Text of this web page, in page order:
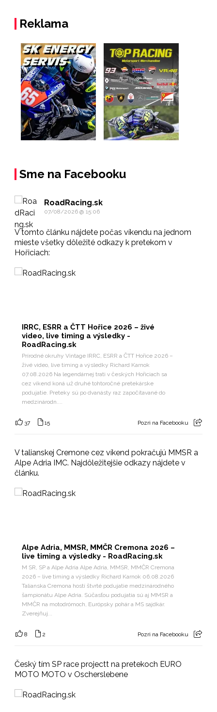
Reklama
Sme na Facebooku
RoadRacing.sk
07/08/2026 @ 15:06
V tomto článku nájdete počas víkendu na jednom
mieste všetky dôležité odkazy k pretekom v
Hořiciach:
IRRC, ESRR a ČTT Hořice 2026 – živé
video, live timing a výsledky -
RoadRacing.sk
Prírodné okruhy Vintage IRRC, ESRR a ČTT Hořice 2026 –
živé video, live timing a výsledky Richard Karnok
07.08.2026 Na legendárnej trati v českých Hořiciach sa
cez víkend koná už druhé tohtoročné pretekárske
podujatie. Preteky sú po dvanásty raz započítavané do
medzinárodn....
37 15 Pozri na Facebooku
V talianskej Cremone cez víkend pokračujú MMSR a
Alpe Adria IMC. Najdôležitejšie odkazy nájdete v
článku.
Alpe Adria, MMSR, MMČR Cremona 2026 –
live timing a výsledky - RoadRacing.sk
M SR, SP a Alpe Adria Alpe Adria, MMSR, MMČR Cremona
2026 – live timing a výsledky Richard Karnok 06.08.2026
Talianska Cremona hostí štvrté podujatie medzinárodného
šampionátu Alpe Adria. Súčasťou podujatia sú aj MMSR a
MMČR na motodrómoch, Európsky pohár a MS sajdkár.
Zverejňuj...
8 2 Pozri na Facebooku
Český tím SP race projectt na pretekoch EURO
MOTO MOTO v Oscherslebene